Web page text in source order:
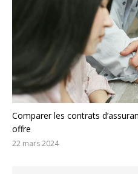
Comparer les contrats
offre
22 mars 2024